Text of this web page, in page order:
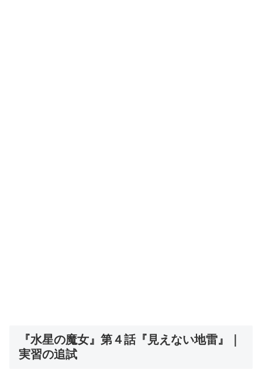
『水星の魔女』第４話『見えない地雷』｜
実習の追試